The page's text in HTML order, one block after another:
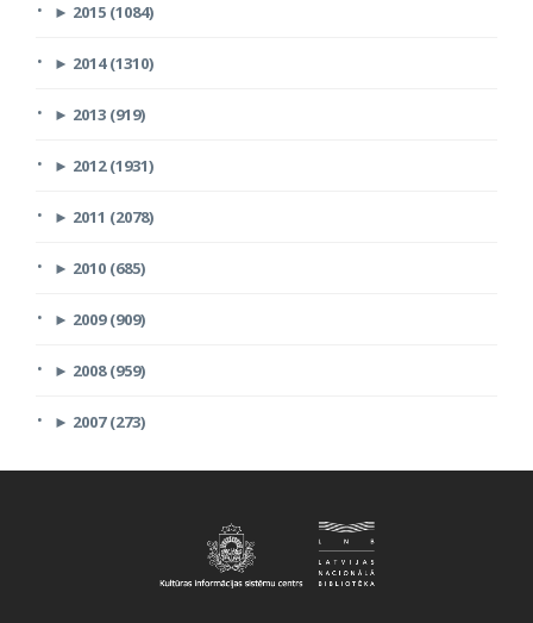
► 2015 (1084)
► 2014 (1310)
► 2013 (919)
► 2012 (1931)
► 2011 (2078)
► 2010 (685)
► 2009 (909)
► 2008 (959)
► 2007 (273)